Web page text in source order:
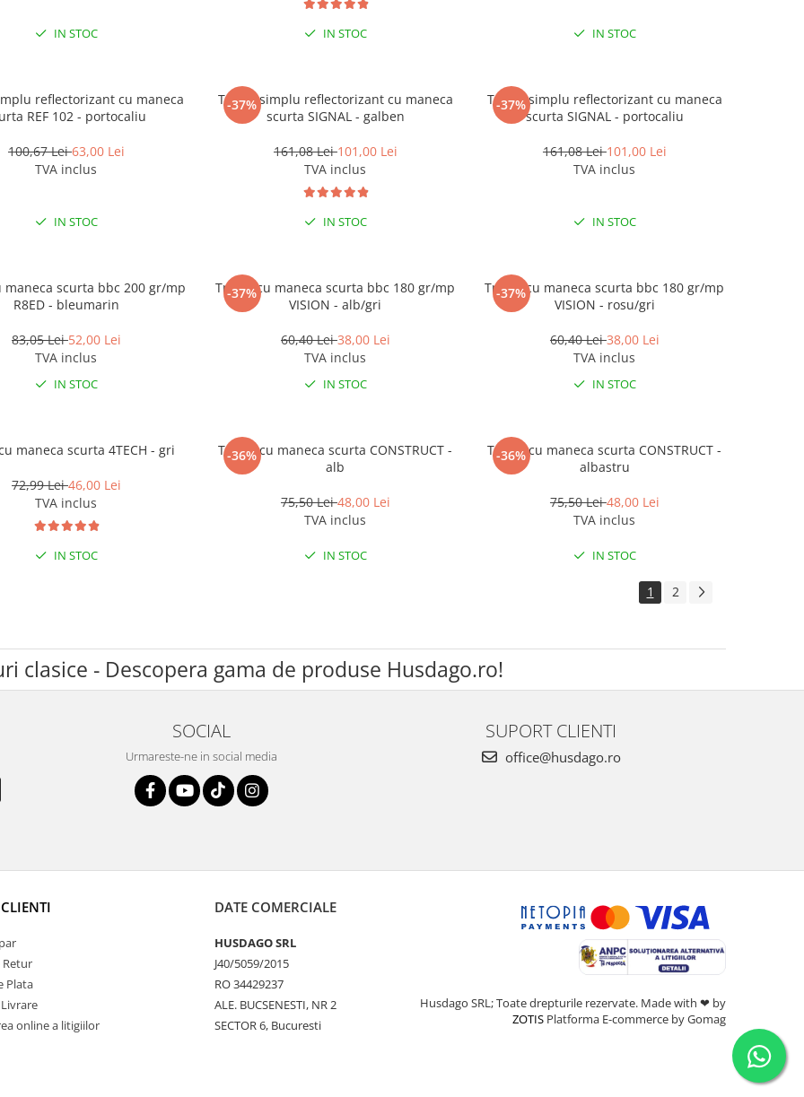
IN STOC IN STOC IN STOC
reflectorizant cu maneca
REF 102 - portocaliu
100,67 Lei63,00 Lei
TVA inclus
IN STOC
-37%
Tricou simplu reflectorizant cu maneca
scurta SIGNAL - galben
161,08 Lei101,00 Lei
TVA inclus
IN STOC
-37%
Tricou simplu reflectorizant cu maneca
scurta SIGNAL - portocaliu
161,08 Lei101,00 Lei
TVA inclus
IN STOC
maneca scurta bbc 200 gr/mp
R8ED - bleumarin
83,05 Lei52,00 Lei
TVA inclus
IN STOC
-37%
Tricou cu maneca scurta bbc 180 gr/mp
VISION - alb/gri
60,40 Lei38,00 Lei
TVA inclus
IN STOC
-37%
Tricou cu maneca scurta bbc 180 gr/mp
VISION - rosu/gri
60,40 Lei38,00 Lei
TVA inclus
IN STOC
maneca scurta 4TECH - gri
72,99 Lei46,00 Lei
TVA inclus
IN STOC
-36%
Tricou cu maneca scurta CONSTRUCT -
alb
75,50 Lei48,00 Lei
TVA inclus
IN STOC
-36%
Tricou cu maneca scurta CONSTRUCT -
albastru
75,50 Lei48,00 Lei
TVA inclus
IN STOC
1 2
clasice - Descopera gama de produse Husdago.ro!
SOCIAL
Urmareste-ne in social media
SUPORT CLIENTI
office@husdago.ro
Retur
Plata
online a litigiilor
DATE COMERCIALE
HUSDAGO SRL
J40/5059/2015
RO 34429237
ALE. BUCSENESTI, NR 2
SECTOR 6, Bucuresti
Husdago SRL; Toate drepturile rezervate. Made with ❤ by
ZOTIS Platforma E-commerce by Gomag